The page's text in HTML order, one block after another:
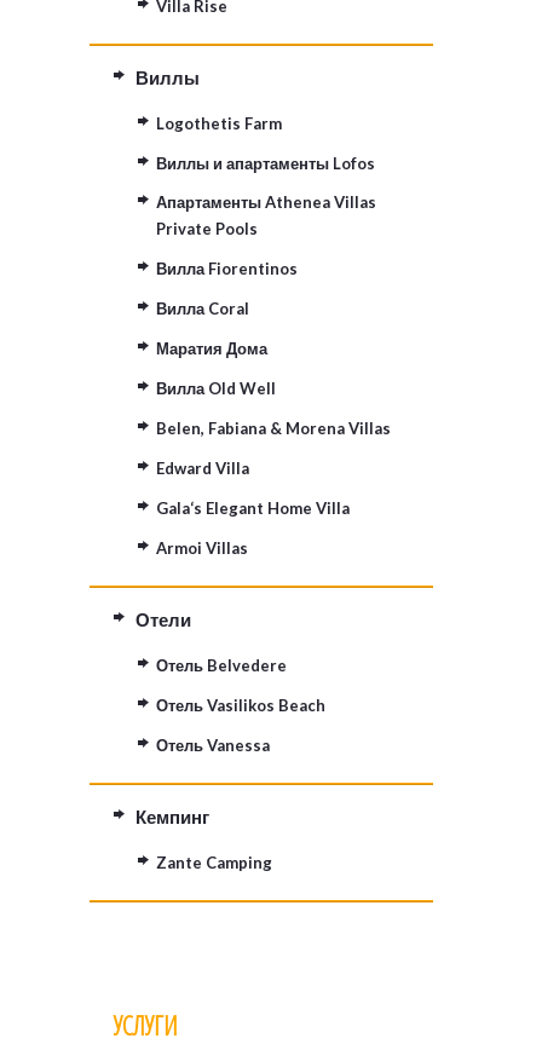
Villa Rise
Виллы
Logothetis Farm
Виллы и апартаменты Lofos
Апартаменты Athenea Villas
Private Pools
Вилла Fiorentinos
Вилла Coral
Маратия Дома
Вилла Old Well
Belen, Fabiana & Morena Villas
Edward Villa
Gala‘s Elegant Home Villa
Armoi Villas
Отели
Отель Belvedere
Отель Vasilikos Beach
Отель Vanessa
Кемпинг
Zante Camping
УСЛУГИ